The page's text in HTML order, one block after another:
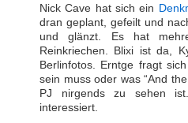
Nick Cave hat sich ein
dran geplant, gefeilt und
und glänzt. Es hat
Reinkriechen. Blixi ist da,
Berlinfotos. Erntge fragt
sein muss oder was “And
PJ nirgends zu sehen
interessiert.